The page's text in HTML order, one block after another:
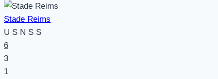
Stade Reims
U S N S S
6
3
1